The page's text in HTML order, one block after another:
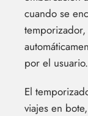
cuando se
por el usuario.
El
viajes en